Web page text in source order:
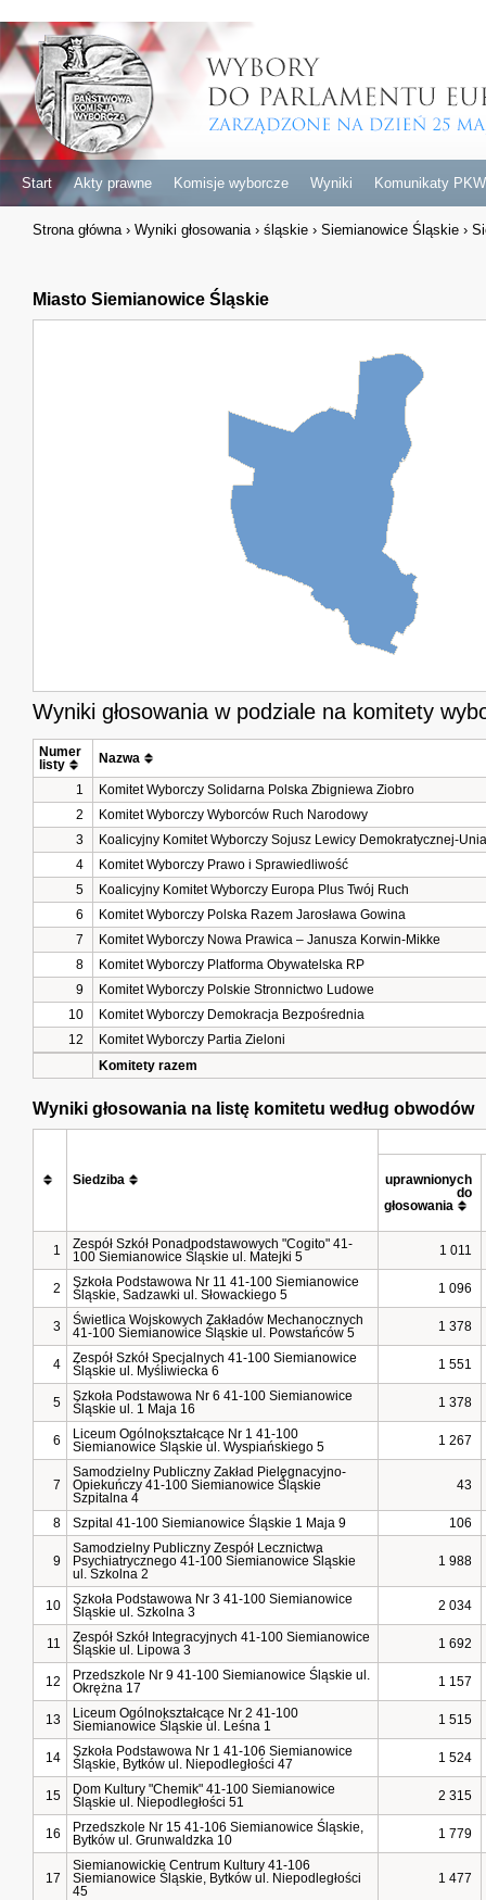
Start Akty prawne Komisje wyborcze Wyniki Komunikaty PKW
Strona główna › Wyniki głosowania › śląskie › Siemianowice Śląskie ›
Miasto Siemianowice Śląskie
Wyniki głosowania w podziale na komitety
Numer
listy
Nazwa
1
Komitet Wyborczy Solidarna Polska Zbigniewa Ziobro
2
Komitet Wyborczy Wyborców Ruch Narodowy
3
Koalicyjny Komitet Wyborczy Sojusz Lewicy Demokratycznej-
4
Komitet Wyborczy Prawo i Sprawiedliwość
5
Koalicyjny Komitet Wyborczy Europa Plus Twój Ruch
6
Komitet Wyborczy Polska Razem Jarosława Gowina
7
Komitet Wyborczy Nowa Prawica – Janusza Korwin-Mikke
8
Komitet Wyborczy Platforma Obywatelska RP
9
Komitet Wyborczy Polskie Stronnictwo Ludowe
10
Komitet Wyborczy Demokracja Bezpośrednia
12
Komitet Wyborczy Partia Zieloni
Komitety razem
Wyniki głosowania na listę komitetu według obwodów
Siedziba
uprawnionych
do
głosowania
1
Zespół Szkół Ponadpodstawowych "Cogito" 41-
100 Siemianowice Śląskie ul. Matejki 5
1 011
2
Szkoła Podstawowa Nr 11 41-100 Siemianowice
Śląskie, Sadzawki ul. Słowackiego 5
1 096
3
Świetlica Wojskowych Zakładów Mechanocznych
41-100 Siemianowice Śląskie ul. Powstańców 5
1 378
4
Zespół Szkół Specjalnych 41-100 Siemianowice
Śląskie ul. Myśliwiecka 6
1 551
5
Szkoła Podstawowa Nr 6 41-100 Siemianowice
Śląskie ul. 1 Maja 16
1 378
6
Liceum Ogólnokształcące Nr 1 41-100
Siemianowice Śląskie ul. Wyspiańskiego 5
1 267
7
Samodzielny Publiczny Zakład Pielęgnacyjno-
Opiekuńczy 41-100 Siemianowice Śląskie
Szpitalna 4
43
8 Szpital 41-100 Siemianowice Śląskie 1 Maja 9 106
9
Samodzielny Publiczny Zespół Lecznictwa
Psychiatrycznego 41-100 Siemianowice Śląskie
ul. Szkolna 2
1 988
10
Szkoła Podstawowa Nr 3 41-100 Siemianowice
Śląskie ul. Szkolna 3
2 034
11
Zespół Szkół Integracyjnych 41-100 Siemianowice
Śląskie ul. Lipowa 3
1 692
12
Przedszkole Nr 9 41-100 Siemianowice Śląskie ul.
Okrężna 17
1 157
13
Liceum Ogólnokształcące Nr 2 41-100
Siemianowice Śląskie ul. Leśna 1
1 515
14
Szkoła Podstawowa Nr 1 41-106 Siemianowice
Śląskie, Bytków ul. Niepodległości 47
1 524
15
Dom Kultury "Chemik" 41-100 Siemianowice
Śląskie ul. Niepodległości 51
2 315
16
Przedszkole Nr 15 41-106 Siemianowice Śląskie,
Bytków ul. Grunwaldzka 10
1 779
17
Siemianowickie Centrum Kultury 41-106
Siemianowice Śląskie, Bytków ul. Niepodległości
45
1 477